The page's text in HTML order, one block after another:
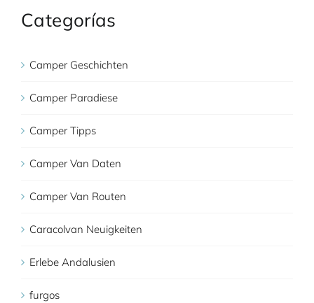
Categorías
Camper Geschichten
Camper Paradiese
Camper Tipps
Camper Van Daten
Camper Van Routen
Caracolvan Neuigkeiten
Erlebe Andalusien
furgos